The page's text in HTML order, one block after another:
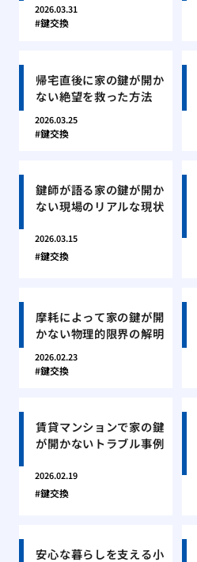
2026.03.31
鍵交換
帰宅直後に家の鍵が開か
ない絶望を救った方法
2026.03.25
鍵交換
鍵師が語る家の鍵が開か
ない現場のリアルな現状
2026.03.15
鍵交換
摩耗によって家の鍵が開
かない物理的限界の解明
2026.02.23
鍵交換
賃貸マンションで家の鍵
が開かないトラブル事例
2026.02.19
鍵交換
安心な暮らしを支える小